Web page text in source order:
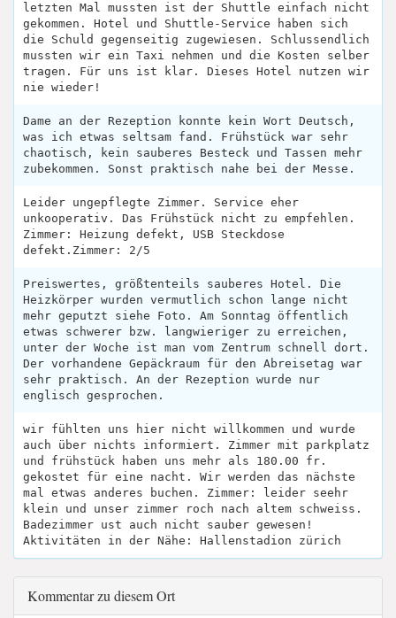
letzten Mal mussten ist der Shuttle einfach nicht
gekommen. Hotel und Shuttle-Service haben sich
die Schuld gegenseitig zugewiesen. Schlussendlich
mussten wir ein Taxi nehmen und die Kosten selber
tragen. Für uns ist klar. Dieses Hotel nutzen wir
nie wieder!
Dame an der Rezeption konnte kein Wort Deutsch,
was ich etwas seltsam fand. Frühstück war sehr
chaotisch, kein sauberes Besteck und Tassen mehr
zubekommen. Sonst praktisch nahe bei der Messe.
Leider ungepflegte Zimmer. Service eher
unkooperativ. Das Frühstück nicht zu empfehlen.
Zimmer: Heizung defekt, USB Steckdose
defekt.Zimmer: 2/5
Preiswertes, größtenteils sauberes Hotel. Die
Heizkörper wurden vermutlich schon lange nicht
mehr geputzt siehe Foto. Am Sonntag öffentlich
etwas schwerer bzw. langwieriger zu erreichen,
unter der Woche ist man vom Zentrum schnell dort.
Der vorhandene Gepäckraum für den Abreisetag war
sehr praktisch. An der Rezeption wurde nur
englisch gesprochen.
wir fühlten uns hier nicht willkommen und wurde
auch über nichts informiert. Zimmer mit parkplatz
und frühstück haben uns mehr als 180.00 fr.
gekostet für eine nacht. Wir werden das nächste
mal etwas anderes buchen. Zimmer: leider seehr
klein und unser zimmer roch nach altem schweiss.
Badezimmer ust auch nicht sauber gewesen!
Aktivitäten in der Nähe: Hallenstadion zürich
Kommentar zu diesem Ort